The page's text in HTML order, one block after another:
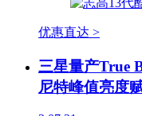
优惠直达 >
三星量产True
尼特峰值亮度